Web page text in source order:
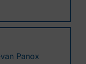
Panox